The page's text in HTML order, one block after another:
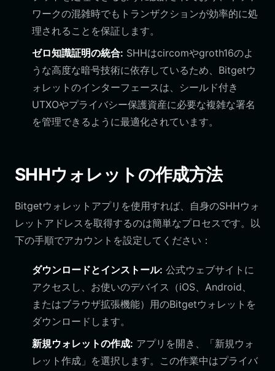
ワークの混雑時でもトランザクションが効率的に処
理されることを保証します。
ゼロ知識証明の統合: SHHはcircomやgroth16のよ
うな高度な暗号技術に依存しているため、Bitgetウ
ォレットのインターフェースは、シールド付き
UTXOやプライバシー保護資産に必要な複雑な署名
を管理できるように最適化されています。
SHHウォレットの作成方法
Bitgetウォレットアプリを使用すれば、自身のSHHウォ
レットアドレスを取得するのは簡単なプロセスです。以
下の手順でアカウントを設定してください：
ダウンロードとインストール: 公式ウェブサイトに
アクセスし、お使いのデバイス（iOS、Android、
またはブラウザ拡張機能）用のBitgetウォレットを
ダウンロードします。
新規ウォレットの作成: アプリを開き、「新規ウォ
レット作成」を選択します。この作業中はプライバ